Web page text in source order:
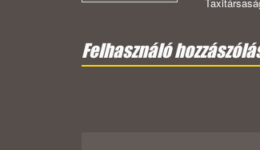
Felhasználó